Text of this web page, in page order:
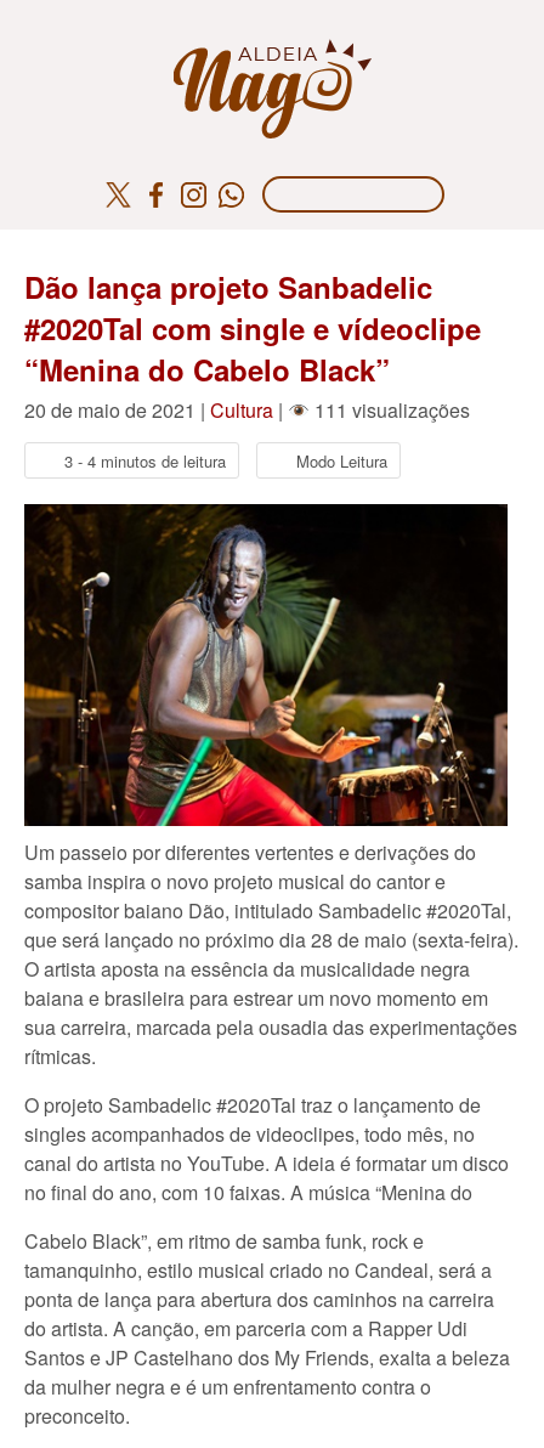
Dão lança projeto Sanbadelic
#2020Tal com single e vídeoclipe
“Menina do Cabelo Black”
20 de maio de 2021 | Cultura | 111 visualizações
3 - 4 minutos de leitura Modo Leitura
Um passeio por diferentes vertentes e derivações do
samba inspira o novo projeto musical do cantor e
compositor baiano Dão, intitulado Sambadelic #2020Tal,
que será lançado no próximo dia 28 de maio (sexta-feira).
O artista aposta na essência da musicalidade negra
baiana e brasileira para estrear um novo momento em
sua carreira, marcada pela ousadia das experimentações
rítmicas.
O projeto Sambadelic #2020Tal traz o lançamento de
singles acompanhados de videoclipes, todo mês, no
canal do artista no YouTube. A ideia é formatar um disco
no final do ano, com 10 faixas. A música “Menina do
Cabelo Black”, em ritmo de samba funk, rock e
tamanquinho, estilo musical criado no Candeal, será a
ponta de lança para abertura dos caminhos na carreira
do artista. A canção, em parceria com a Rapper Udi
Santos e JP Castelhano dos My Friends, exalta a beleza
da mulher negra e é um enfrentamento contra o
preconceito.